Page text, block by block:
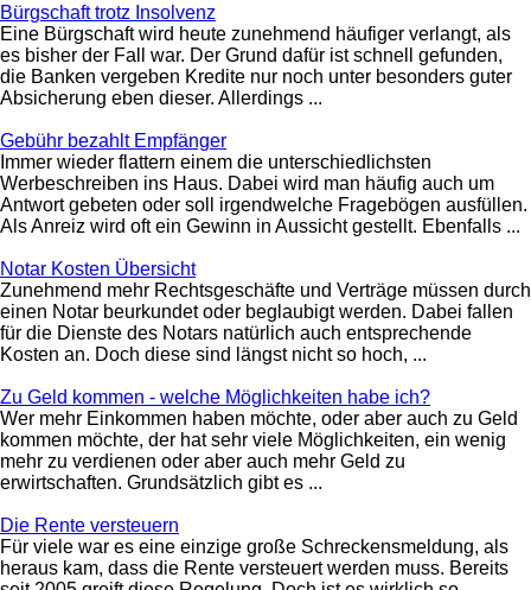
Bürgschaft trotz Insolvenz
Eine Bürgschaft wird heute zunehmend häufiger verlangt, als
es bisher der Fall war. Der Grund dafür ist schnell gefunden,
die Banken vergeben Kredite nur noch unter besonders guter
Absicherung eben dieser. Allerdings ...
Gebühr bezahlt Empfänger
Immer wieder flattern einem die unterschiedlichsten
Werbeschreiben ins Haus. Dabei wird man häufig auch um
Antwort gebeten oder soll irgendwelche Fragebögen ausfüllen.
Als Anreiz wird oft ein Gewinn in Aussicht gestellt. Ebenfalls ...
Notar Kosten Übersicht
Zunehmend mehr Rechtsgeschäfte und Verträge müssen durch
einen Notar beurkundet oder beglaubigt werden. Dabei fallen
für die Dienste des Notars natürlich auch entsprechende
Kosten an. Doch diese sind längst nicht so hoch, ...
Zu Geld kommen - welche Möglichkeiten habe ich?
Wer mehr Einkommen haben möchte, oder aber auch zu Geld
kommen möchte, der hat sehr viele Möglichkeiten, ein wenig
mehr zu verdienen oder aber auch mehr Geld zu
erwirtschaften. Grundsätzlich gibt es ...
Die Rente versteuern
Für viele war es eine einzige große Schreckensmeldung, als
heraus kam, dass die Rente versteuert werden muss. Bereits